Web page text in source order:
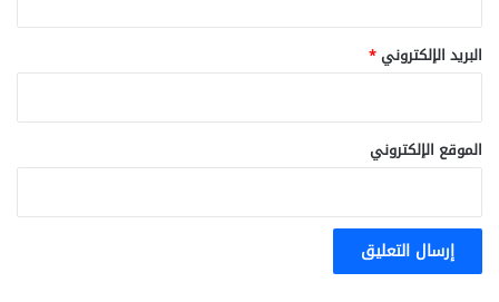
البريد الإلكتروني*
الموقع الإلكتروني